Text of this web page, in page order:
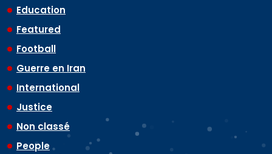
Education
Featured
Football
Guerre en Iran
International
Justice
Non classé
People